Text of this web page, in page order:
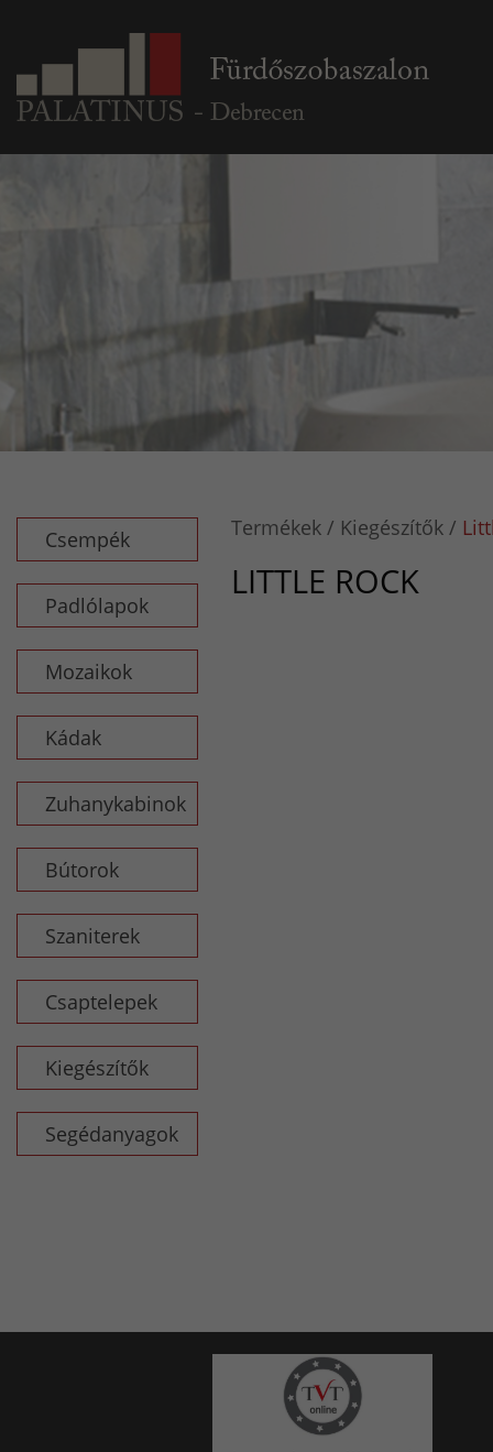
Csempék
Padlólapok
Mozaikok
Kádak
Zuhanykabinok
Bútorok
Szaniterek
Csaptelepek
Kiegészítők
Segédanyagok
Termékek Kiegészítők
LITTLE ROCK